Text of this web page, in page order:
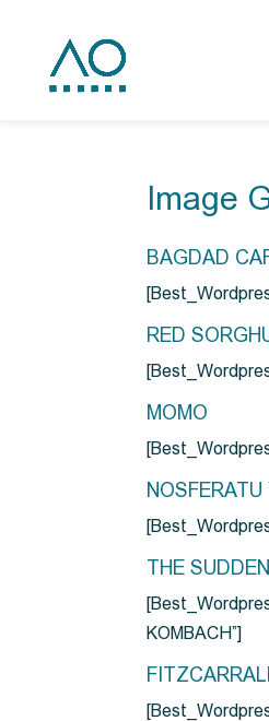
Image
BAGDAD
RED
MOMO
THE
KOMBACH”]